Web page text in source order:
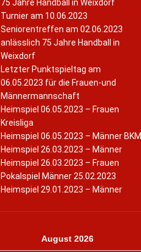
75 Jahre Handball in Weixdorf
Turnier am 10.06.2023
Seniorentreffen am 02.06.2023
anlässlich 75 Jahre Handball in
Weixdorf
Letzter Punktspieltag am
06.05.2023 für die Frauen-und
Männermannschaft
Heimspiel 06.05.2023 – Frauen
Kreisliga
Heimspiel 06.05.2023 – Männer BKM
Heimspiel 26.03.2023 – Männer
Heimspiel 26.03.2023 – Frauen
Pokalspiel Männer 25.02.2023
Heimspiel 29.01.2023 – Männer
August 2026